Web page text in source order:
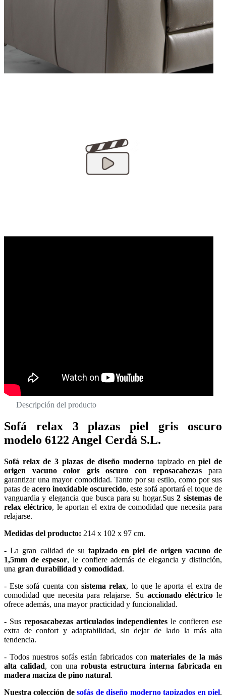
Descripción del producto
Sofá relax 3 plazas piel gris oscuro
modelo 6122 Angel Cerdá S.L.
Sofá relax de 3 plazas de diseño moderno tapizado enpiel de
origen vacuno color gris oscuro
con reposacabezas para
garantizar una mayor comodidad. Tanto por su estilo, como por sus
patas de acero inoxidable oscurecido, este sofá aportará el toque de
vanguardia y elegancia que busca para su hogar.Sus2 sistemas de
relax eléctrico, le aportan el extra de comodidad que necesita para
relajarse.
Medidas del producto: 214 x 102 x 97 cm.
- La gran calidad de su tapizado en piel de origen vacuno de
1,5mm de espesor, le confiere además de elegancia y distinción,
una gran durabilidad y comodidad.
- Este sofá cuenta consistema relax, lo que le aporta el extra de
comodidad que necesita para relajarse. Su accionado eléctrico le
ofrece además, una mayor practicidad y funcionalidad.
- Sus reposacabezas articulados independientesle confieren ese
extra de confort y adaptabilidad, sin dejar de lado la más alta
tendencia.
- Todos nuestros sofás están fabricados con materiales de la más
alta calidad, con una robusta estructura interna fabricada en
madera maciza de pino natural.
Nuestra colección desofás de diseño moderno tapizados en piel,